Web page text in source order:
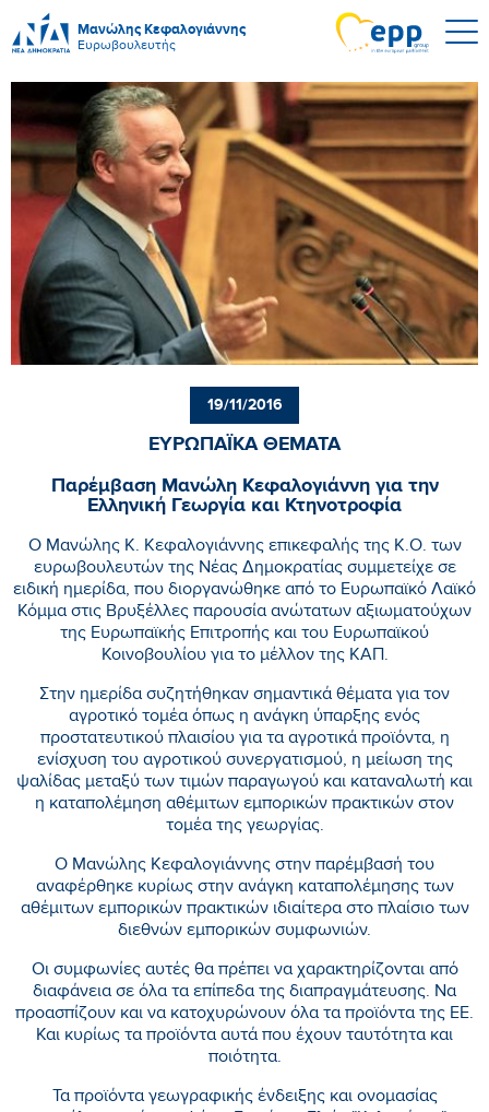
Μανώλης Κεφαλογιάννης
Ευρωβουλευτής
19/11/2016
ΕΥΡΩΠΑΪΚΑ ΘΕΜΑΤΑ
Παρέμβαση Μανώλη Κεφαλογιάννη για την
Ελληνική Γεωργία και Κτηνοτροφία
Ο Μανώλης Κ. Κεφαλογιάννης επικεφαλής της Κ.Ο. των
ευρωβουλευτών της Νέας Δημοκρατίας συμμετείχε σε
ειδική ημερίδα, που διοργανώθηκε από το Ευρωπαϊκό Λαϊκό
Κόμμα στις Βρυξέλλες παρουσία ανώτατων αξιωματούχων
της Ευρωπαϊκής Επιτροπής και του Ευρωπαϊκού
Κοινοβουλίου για το μέλλον της ΚΑΠ.
Στην ημερίδα συζητήθηκαν σημαντικά θέματα για τον
αγροτικό τομέα όπως η ανάγκη ύπαρξης ενός
προστατευτικού πλαισίου για τα αγροτικά προϊόντα, η
ενίσχυση του αγροτικού συνεργατισμού, η μείωση της
ψαλίδας μεταξύ των τιμών παραγωγού και καταναλωτή και
η καταπολέμηση αθέμιτων εμπορικών πρακτικών στον
τομέα της γεωργίας.
Ο Μανώλης Κεφαλογιάννης στην παρέμβασή του
αναφέρθηκε κυρίως στην ανάγκη καταπολέμησης των
αθέμιτων εμπορικών πρακτικών ιδιαίτερα στο πλαίσιο των
διεθνών εμπορικών συμφωνιών.
Οι συμφωνίες αυτές θα πρέπει να χαρακτηρίζονται από
διαφάνεια σε όλα τα επίπεδα της διαπραγμάτευσης. Να
προασπίζουν και να κατοχυρώνουν όλα τα προϊόντα της ΕΕ.
Και κυρίως τα προϊόντα αυτά που έχουν ταυτότητα και
ποιότητα.
Τα προϊόντα γεωγραφικής ένδειξης και ονομασίας